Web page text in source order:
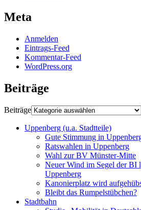
Meta
Anmelden
Eintrags-Feed
Kommentar-Feed
WordPress.org
Beiträge
Beiträge
Uppenberg (u.a. Stadtteile)
Gute Stimmung in
Ratswahlen in Uppenberg
Wahl zur BV Münster-Mitte
Neuer Wind im Segel der BI
Uppenberg
Kanonierplatz wird
Bleibt das Rumpelstübchen?
Stadtbahn